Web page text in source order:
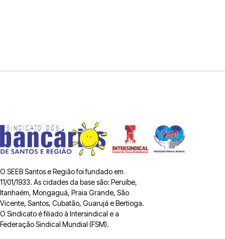
O SEEB Santos e Região foi fundado em
11/01/1933. As cidades da base são: Peruíbe,
Itanhaém, Mongaguá, Praia Grande, São
Vicente, Santos, Cubatão, Guarujá e Bertioga.
O Sindicato é filiado à Intersindical e a
Federação Sindical Mundial (FSM).